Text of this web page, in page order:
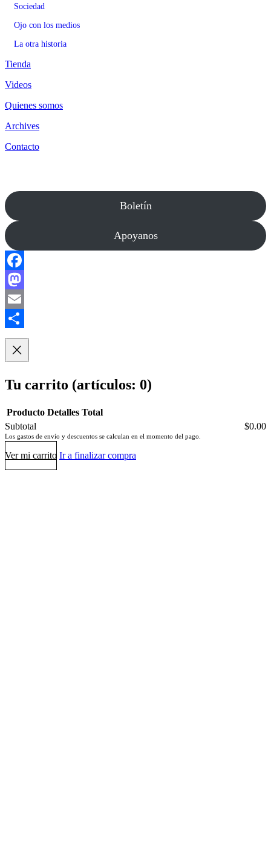
Sociedad
Ojo con los medios
La otra historia
Tienda
Videos
Quienes somos
Archives
Contacto
Boletín
Apoyanos
Facebook
Mastodon
Email
Compartir
Tu carrito (artículos: 0)
Productos
del
carrito
Producto Detalles Total
Subtotal
$0.00
Los gastos de envío y descuentos se calculan en el momento del pago.
Ver mi carrito Ir a finalizar compra